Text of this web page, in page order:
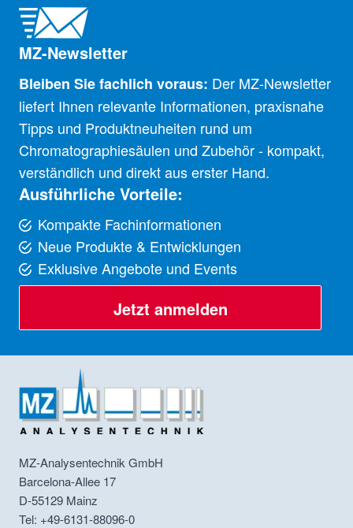
MZ-Newsletter
Bleiben Sie fachlich voraus: Der MZ-Newsletter
liefert Ihnen relevante Informationen, praxisnahe
Tipps und Produktneuheiten rund um
Chromatographiesäulen und Zubehör - kompakt,
verständlich und direkt aus erster Hand.
Ausführliche Vorteile:
Kompakte Fachinformationen
Neue Produkte & Entwicklungen
Exklusive Angebote und Events
Jetzt anmelden
MZ-Analysentechnik GmbH
Barcelona-Allee 17
D-55129 Mainz
Tel: +49-6131-88096-0